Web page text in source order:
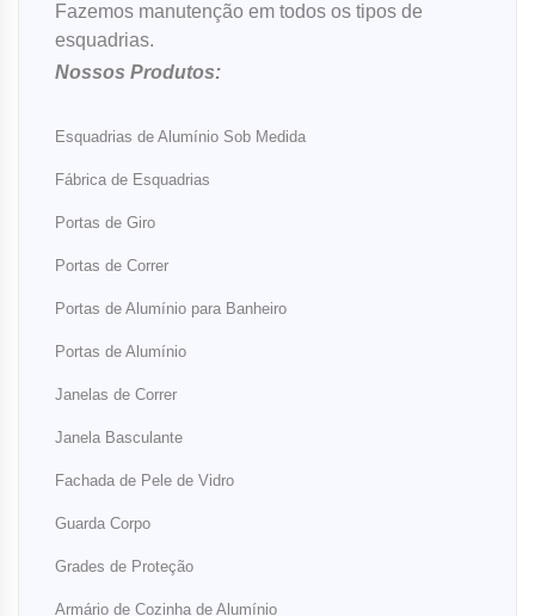
Fazemos manutenção em todos os tipos de
esquadrias.
Nossos Produtos:
Esquadrias de Alumínio Sob Medida
Fábrica de Esquadrias
Portas de Giro
Portas de Correr
Portas de Alumínio para Banheiro
Portas de Alumínio
Janelas de Correr
Janela Basculante
Fachada de Pele de Vidro
Guarda Corpo
Grades de Proteção
Armário de Cozinha de Alumínio